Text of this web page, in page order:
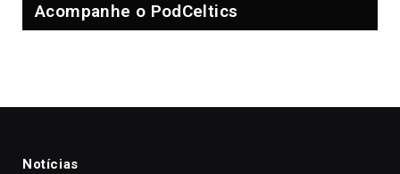
Acompanhe o PodCeltics
Notícias